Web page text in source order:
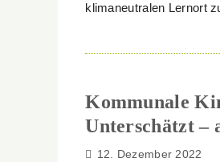
klimaneutralen Lernort
Kommunale
Unterschätzt –
12. Dezember 2022